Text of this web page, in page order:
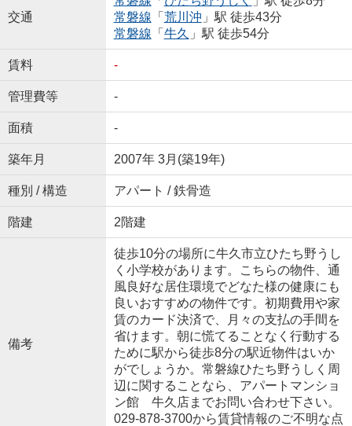
交通
常磐線 「 荒川沖 」駅 徒歩43分
常磐線 「 牛久 」駅 徒歩54分
賃料 -
管理費等 -
面積 -
築年月 2007年 3月(築19年)
種別 / 構造 アパート / 鉄骨造
階建 2階建
備考
徒歩10分の場所に牛久市立ひたち野うし
く小学校があります。こちらの物件、通
風良好な居住環境でどなた様の健康にも
良いおすすめの物件です。初期費用や家
賃のカード決済で、月々の支払の手間を
省けます。朝に慌てることなく行動する
ために駅から徒歩8分の駅近物件はいか
がでしょうか。常磐線ひたち野うしく周
辺に関することなら、アパートマンショ
ン館 牛久店までお問い合わせ下さい。
029-878-3700から賃貸情報のご不明な点